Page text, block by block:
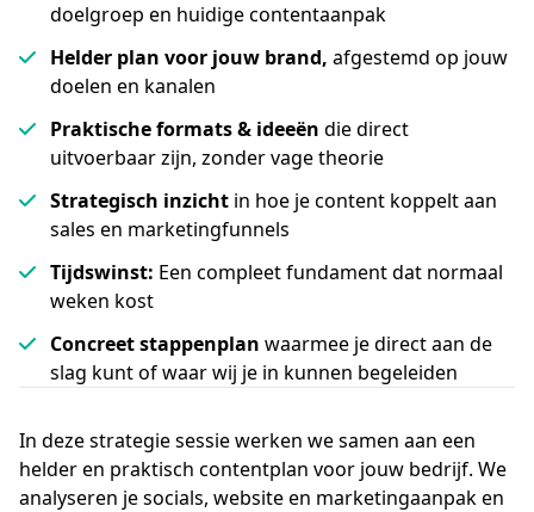
doelgroep en huidige contentaanpak
Helder plan voor jouw brand, afgestemd op jouw
doelen en kanalen
Praktische formats & ideeën die direct
uitvoerbaar zijn, zonder vage theorie
Strategisch inzicht in hoe je content koppelt aan
sales en marketingfunnels
Tijdswinst: Een compleet fundament dat normaal
weken kost
Concreet stappenplan waarmee je direct aan de
slag kunt of waar wij je in kunnen begeleiden
In deze strategie sessie werken we samen aan een
helder en praktisch contentplan voor jouw bedrijf. We
analyseren je socials, website en marketingaanpak en